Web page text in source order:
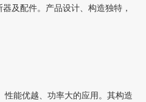
及配件。产品设计、构造独特，
能优越、功率大的应用。其构造